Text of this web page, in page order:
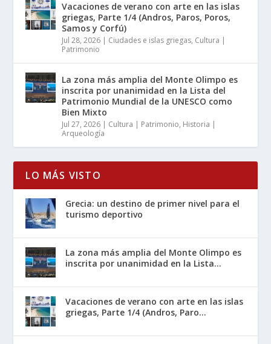
Vacaciones de verano con arte en las islas
griegas, Parte 1/4 (Andros, Paros, Poros,
Samos y Corfú)
Jul 28, 2026 | Ciudades e islas griegas, Cultura |
Patrimonio
La zona más amplia del Monte Olimpo es
inscrita por unanimidad en la Lista del
Patrimonio Mundial de la UNESCO como
Bien Mixto
Jul 27, 2026 | Cultura | Patrimonio, Historia |
Arqueología
LO MÁS VISTO
Grecia: un destino de primer nivel para el
turismo deportivo
La zona más amplia del Monte Olimpo es
inscrita por unanimidad en la Lista...
Vacaciones de verano con arte en las islas
griegas, Parte 1/4 (Andros, Paro...